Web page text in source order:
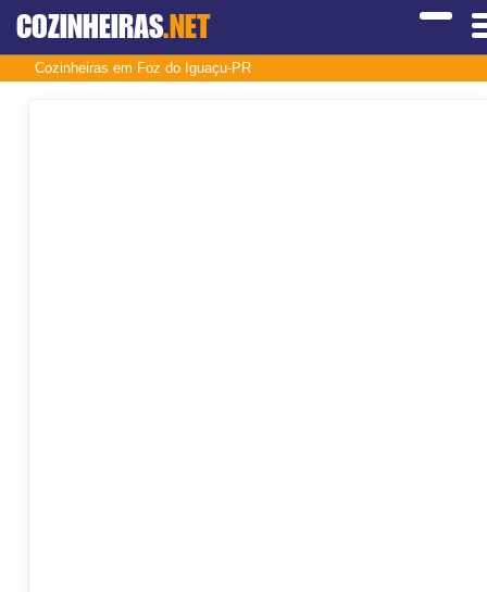
COZINHEIRAS.NET
Cozinheiras em Foz do Iguaçu-PR